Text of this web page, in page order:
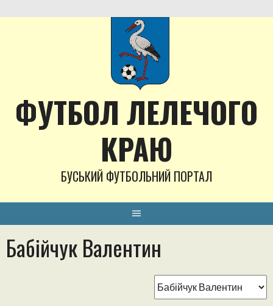
to
ФУТБОЛ ЛЕЛЕЧОГО
КРАЮ
БУСЬКИЙ ФУТБОЛЬНИЙ ПОРТАЛ
Бабійчук Валентин